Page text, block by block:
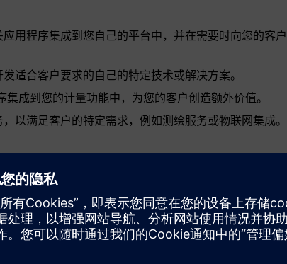
应用程序集成到您自己的平台中，并在需要时向您的客户
适合客户要求的自己的特定技术或解决方案。
集成到您的计量功能中，为您的客户创造额外价值。
以满足客户的特定需求，例如测绘服务或物联网集成。